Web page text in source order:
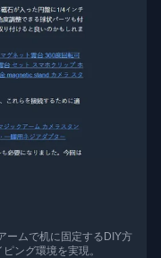
ームで机に固定するDIY方
ング環境を実現。